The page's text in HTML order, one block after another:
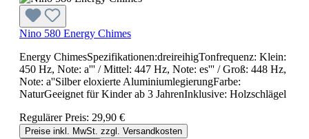
Nino 580 Energy Chimes
Energy ChimesSpezifikationen:dreireihigTonfrequenz: Klein:
450 Hz, Note: a''' / Mittel: 447 Hz, Note: es''' / Groß: 448 Hz,
Note: a''Silber eloxierte AluminiumlegierungFarbe:
NaturGeeignet für Kinder ab 3 JahrenInklusive: Holzschlägel
Regulärer Preis: 29,90 €
Preise inkl. MwSt. zzgl. Versandkosten